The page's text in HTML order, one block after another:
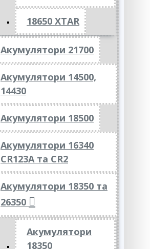
18650 XTAR
Акумулятори 21700
Акумулятори 14500,
14430
Акумулятори 18500
Акумулятори 16340
CR123A та CR2
Акумулятори 18350 та
26350
Акумулятори
18350